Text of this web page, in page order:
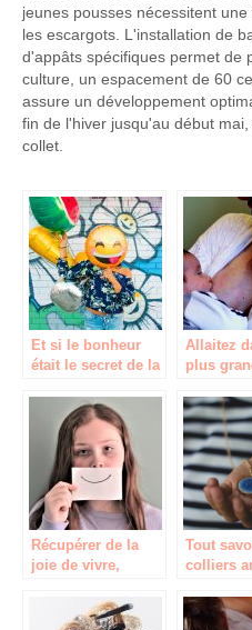
jeunes pousses nécessitent
les escargots. L'installation de
d'appâts spécifiques permet de
culture, un espacement de 60
assure un développement
fin de l'hiver jusqu'au début
collet.
Et si le bonheur
était le secret de la
Allaitez
plus
Récupérer de la
joie de vivre,
Tout
colliers